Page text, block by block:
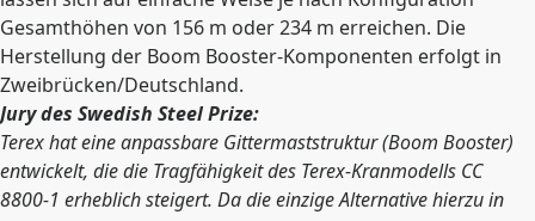
Gesamthöhen von 156 m oder 234 m erreichen. Die
Herstellung der Boom Booster-Komponenten erfolgt in
Zweibrücken/Deutschland.
Jury des Swedish Steel Prize:
Terex hat eine anpassbare Gittermaststruktur (Boom Booster)
entwickelt, die die Tragfähigkeit des Terex-Kranmodells CC
8800-1 erheblich steigert. Da die einzige Alternative hierzu in